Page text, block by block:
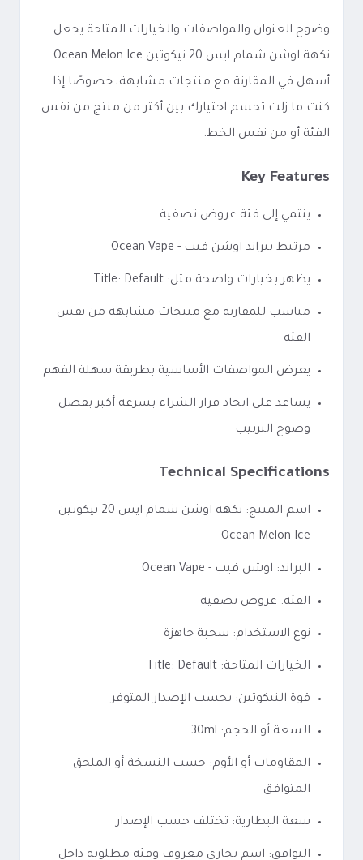
وضوح العنوان والمواصفات والخيارات المتاحة يجعل
نكهة اوشن شمام ايس 20 نيكوتين Ocean Melon Ice
أسهل في المقارنة مع منتجات مشابهة، خصوصًا إذا
كنت ما زلت تحسم اختيارك بين أكثر من منتج من نفس
الفئة أو من نفس الخط.
Key Features
ينتمي إلى فئة عروض تصفية
مرتبط ببراند اوشن فيب - Ocean Vape
يظهر بخيارات واضحة مثل: Title: Default
مناسب للمقارنة مع منتجات مشابهة من نفس
الفئة
يعرض المواصفات الأساسية بطريقة سهلة الفهم
يساعد على اتخاذ قرار الشراء بسرعة أكبر بفضل
وضوح الترتيب
Technical Specifications
اسم المنتج: نكهة اوشن شمام ايس 20 نيكوتين
Ocean Melon Ice
البراند: اوشن فيب - Ocean Vape
الفئة: عروض تصفية
نوع الاستخدام: سحبة جاهزة
الخيارات المتاحة: Title: Default
قوة النيكوتين: بحسب الإصدار المتوفر
السعة أو الحجم: 30ml
المقاومات أو الأوم: حسب النسخة أو الملحق
المتوافق
سعة البطارية: تختلف حسب الإصدار
التوافق: اسم تجاري معروف وفئة مطلوبة داخل